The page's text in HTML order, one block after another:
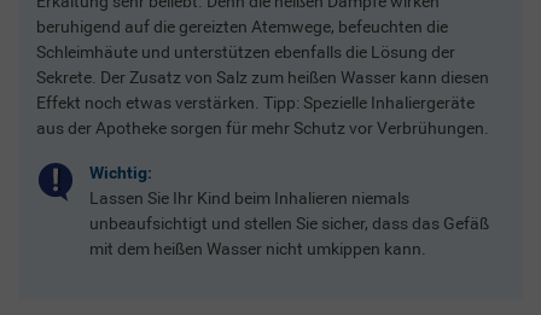
beruhigend auf die gereizten Atemwege, befeuchten die
Schleimhäute und unterstützen ebenfalls die Lösung der
Sekrete. Der Zusatz von Salz zum heißen Wasser kann diesen
Effekt noch etwas verstärken. Tipp: Spezielle Inhaliergeräte
aus der Apotheke sorgen für mehr Schutz vor Verbrühungen.
Wichtig:
Lassen Sie Ihr Kind beim Inhalieren niemals
unbeaufsichtigt und stellen Sie sicher, dass das Gefäß
mit dem heißen Wasser nicht umkippen kann.